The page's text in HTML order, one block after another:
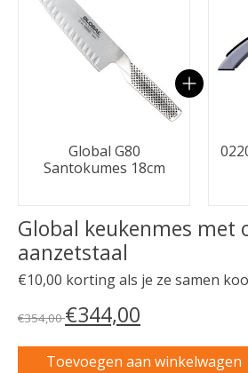
Global G80
Santokumes 18cm
Global keukenmes met
aanzetstaal
€10,00 korting als je ze samen
€354,00€344,00
Toevoegen aan winkelwagen